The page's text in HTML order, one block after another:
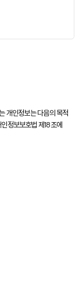
개인정보는 다음의 목적
정보보호법 제18조에